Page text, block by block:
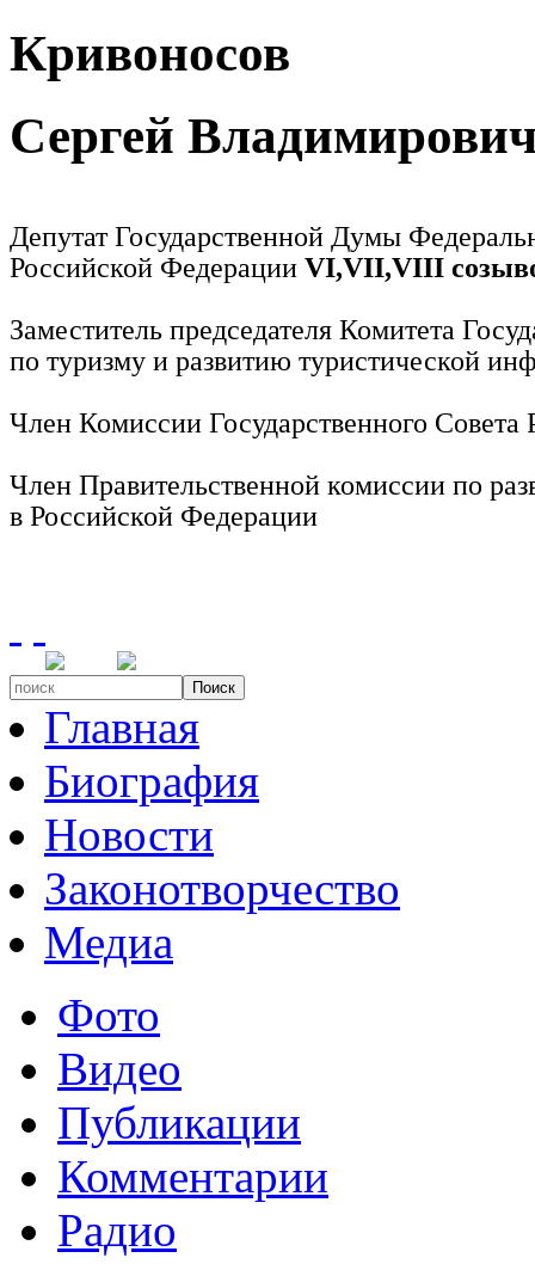
Кривоносов
Сергей
Депутат Государственной Думы
Российской Федерации VI,VII,VIII
Заместитель председателя Комитета
по туризму и развитию туристической
Член Комиссии Государственного
Член Правительственной комиссии по
в Российской Федерации
Поиск
Главная
Биография
Новости
Законотворчество
Медиа
Фото
Видео
Публикации
Комментарии
Радио